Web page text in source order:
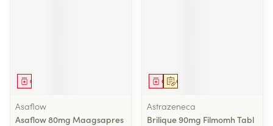
Geneesmiddel
Asaflow
Asaflow 80mg Maagsapres
Op voorschrift
Geneesmiddel
Astrazeneca
Brilique 90mg Filmomh Tabl